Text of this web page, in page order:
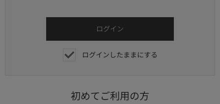
ログインしたままにする
初めてご利用の方